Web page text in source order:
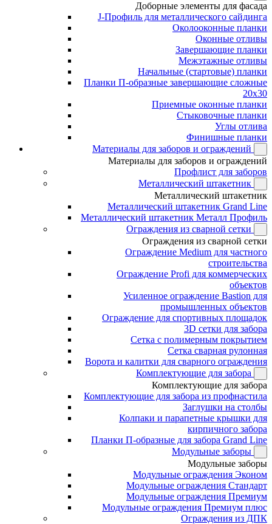
Доборные элементы для фасада
J-Профиль для металлического сайдинга
Околооконные планки
Оконные отливы
Завершающие планки
Межэтажные отливы
Начальные (стартовые) планки
Планки П-образные завершающие сложные
20x30
Приемные оконные планки
Стыковочные планки
Углы отлива
Финишные планки
Материалы для заборов и ограждений
Материалы для заборов и ограждений
Профлист для заборов
Металлический штакетник
Металлический штакетник
Металлический штакетник Grand Line
Металлический штакетник Металл Профиль
Ограждения из сварной сетки
Ограждения из сварной сетки
Ограждение Medium для частного
строительства
Ограждение Profi для коммерческих
объектов
Усиленное ограждение Bastion для
промышленных объектов
Ограждение для спортивных площадок
3D сетки для забора
Сетка с полимерным покрытием
Сетка сварная рулонная
Ворота и калитки для сварного ограждения
Комплектующие для забора
Комплектующие для забора
Комплектующие для забора из профнастила
Заглушки на столбы
Колпаки и парапетные крышки для
кирпичного забора
Планки П-образные для забора Grand Line
Модульные заборы
Модульные заборы
Модульные ограждения Эконом
Модульные ограждения Стандарт
Модульные ограждения Премиум
Модульные ограждения Премиум плюс
Ограждения из ДПК